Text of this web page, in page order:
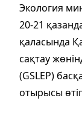
Экология
20-21
қаласында
сақтау
(GSLEP)
отырысы